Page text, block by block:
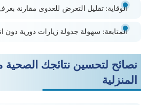
الوقاية: تقليل التعرض للعدوى مقارنة
المتابعة: سهولة جدولة زيارات دورية دون
نصائح لتحسين نتائجك الصحية
المنزلية